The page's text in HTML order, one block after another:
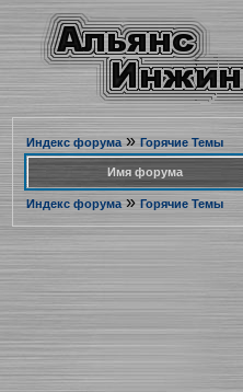
Индекс форума» Горячие Темы
Имя форума
Индекс форума» Горячие Темы